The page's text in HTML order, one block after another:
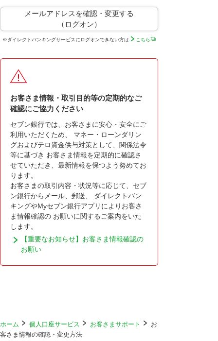
メールアドレスを確認・変更する
（ログオン）
※ダイレクトバンキングサービスにログオンできない方は こちら
お客さま情報・取引目的等の定期的なご
確認にご協力ください
セブン銀行では、お客さまに安心・安全にご
利用いただくため、 マネー・ローンダリン
グおよびテロ資金供与対策として、関係法令
等に基づき お客さま情報を定期的に確認さ
せていただき、最新情報を保つよう努めてお
ります。
お客さまの取引内容・状況等に応じて、セブ
ン銀行からメール、郵送、 ダイレクトバン
キングやMyセブン銀行アプリによりお客さ
ま情報確認の お願いに関するご案内をいた
します。
【重要なお知らせ】お客さま情報確認の
お願い
ホーム 個人口座サービス お客さまサポート
お
客さま情報の確認・変更方法